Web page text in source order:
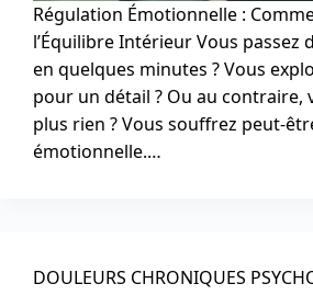
Régulation Émotionnelle :
l’Équilibre Intérieur Vous passez
en quelques minutes ? Vous
pour un détail ? Ou au contraire,
plus rien ? Vous souffrez peut-
émotionnelle.…
DOULEURS CHRONIQUES